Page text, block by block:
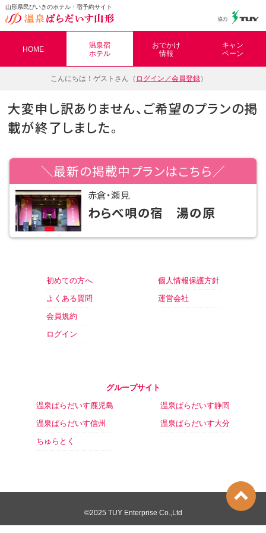
山形県民びいきのホテル・宿予約サイト
HOME
温泉宿
ホテル
おでかけ
情報
キャン
ペーン
こんにちは！ ゲストさん（ ログイン／会員登録）
大変申し訳ありません、ご希望のプランの掲
載が終了しました。
＼最新の掲載中プランはこちら／
赤倉・瀬見
わらべ唄の宿 湯の原
初めての方へ
よくある質問
会員規約
ログイン
個人情報保護方針
運営会社
グループサイト
温泉ぱらだいす鹿児島
温泉ぱらだいす信州
ちゅらとく
温泉ぱらだいす静岡
温泉ぱらだいす大分
©2025 TUY Enterprise Co.,Ltd